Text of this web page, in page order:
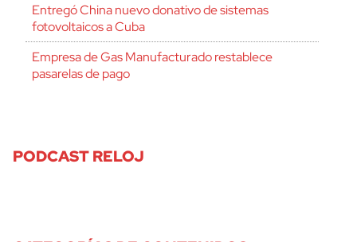
Entregó China nuevo donativo de sistemas
fotovoltaicos a Cuba
Empresa de Gas Manufacturado restablece
pasarelas de pago
PODCAST RELOJ